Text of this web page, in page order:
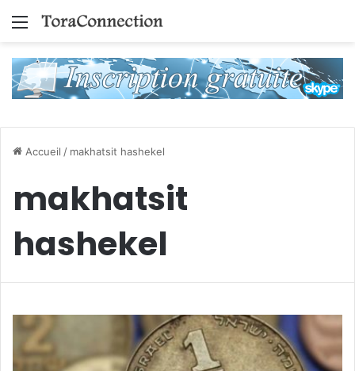
Menu
Accueil / makhatsit hashekel
makhatsit
hashekel